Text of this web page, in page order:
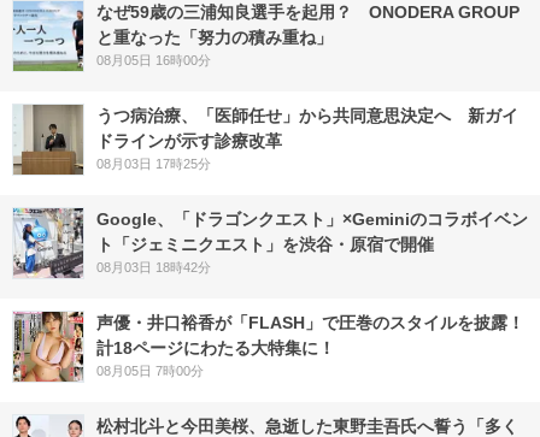
なぜ59歳の三浦知良選手を起用？ ONODERA GROUP
と重なった「努力の積み重ね」
08月05日 16時00分
うつ病治療、「医師任せ」から共同意思決定へ 新ガイ
ドラインが示す診療改革
08月03日 17時25分
Google、「ドラゴンクエスト」×Geminiのコラボイベン
ト「ジェミニクエスト」を渋谷・原宿で開催
08月03日 18時42分
声優・井口裕香が「FLASH」で圧巻のスタイルを披露！
計18ページにわたる大特集に！
08月05日 7時00分
松村北斗と今田美桜、急逝した東野圭吾氏へ誓う「多く